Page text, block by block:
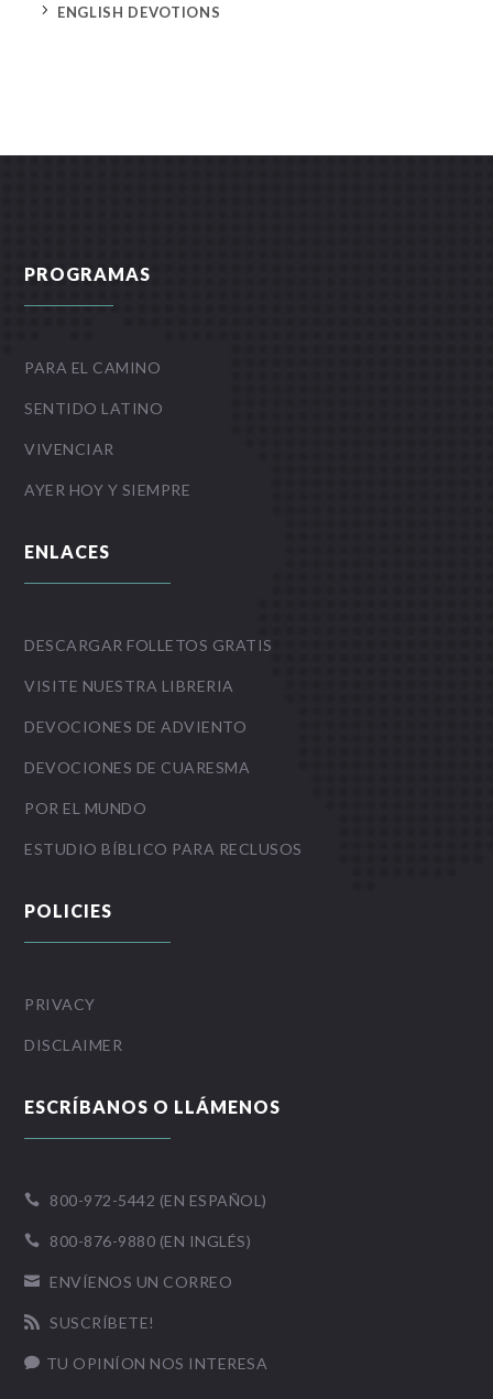
5 ENGLISH DEVOTIONS
PROGRAMAS
PARA EL CAMINO
SENTIDO LATINO
VIVENCIAR
AYER HOY Y SIEMPRE
ENLACES
DESCARGAR FOLLETOS GRATIS
VISITE NUESTRA LIBRERIA
DEVOCIONES DE ADVIENTO
DEVOCIONES DE CUARESMA
POR EL MUNDO
ESTUDIO BÍBLICO PARA RECLUSOS
POLICIES
PRIVACY
DISCLAIMER
ESCRÍBANOS O LLÁMENOS
 800-972-5442 (EN ESPAÑOL)
 800-876-9880 (EN INGLÉS)
 ENVÍENOS UN CORREO
 SUSCRÍBETE!
 TU OPINÍON NOS INTERESA